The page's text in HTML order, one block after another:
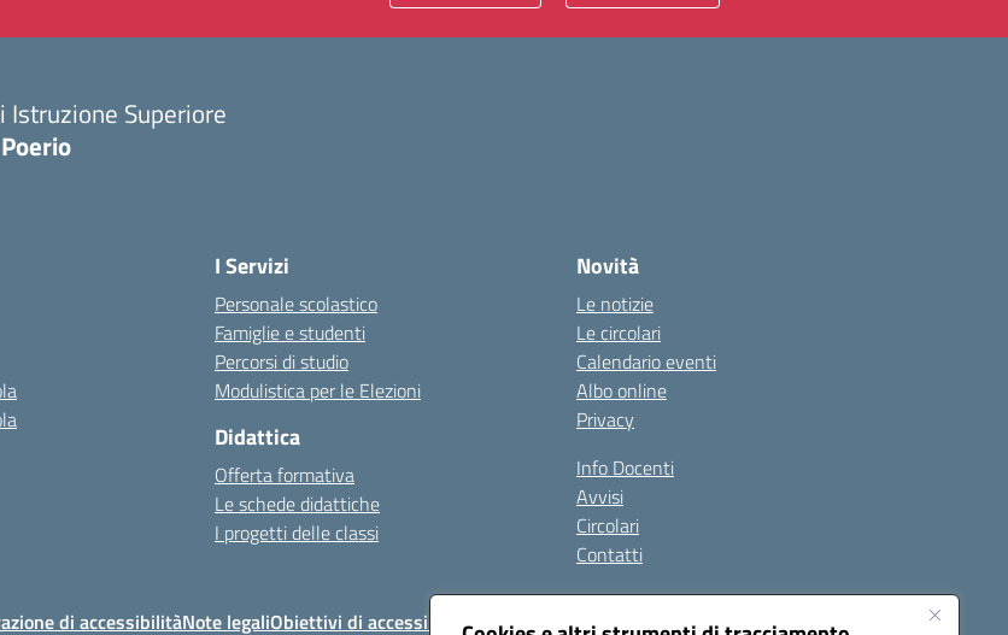
Istruzione Superiore
I Servizi
Personale scolastico
Famiglie e studenti
Percorsi di studio
Modulistica per le Elezioni
Didattica
Offerta formativa
Le schede didattiche
I progetti delle classi
Novità
Le notizie
Le circolari
Calendario eventi
Albo online
Privacy
Info Docenti
Avvisi
Circolari
Contatti
di accessibilitàNote legaliObiettivi di accessibilità